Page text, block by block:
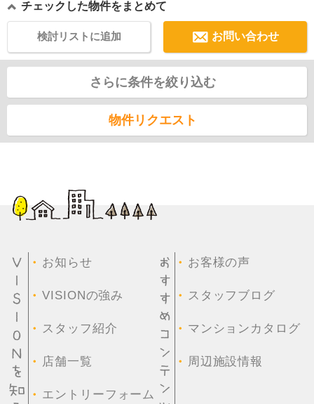
チェックした物件をまとめて
お問い合わせ
検討リストに追加
さらに条件を絞り込む
物件リクエスト
・ お知らせ
・VISIONの強み
・ スタッフ紹介
・ 店舗一覧
・ エントリーフォーム
・ お客様の声
・ スタッフブログ
・ マンションカタログ
・ 周辺施設情報